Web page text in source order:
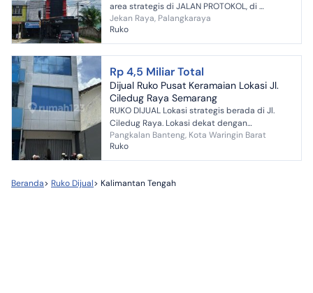
area strategis di JALAN PROTOKOL, di
tengah-tengah Kota Palangkaraya, yang mana
berdiri diatas bangu...
Jekan Raya, Palangkaraya
Ruko
Rp 4,5 Miliar Total
Dijual Ruko Pusat Keramaian Lokasi Jl.
Ciledug Raya Semarang
RUKO DIJUAL Lokasi strategis berada di Jl.
Ciledug Raya. Lokasi dekat dengan
transportasi umum, supermarket, pertokoan,
tempat makan, minimarket. ...
Pangkalan Banteng, Kota Waringin Barat
Ruko
Beranda> Ruko Dijual> Kalimantan Tengah